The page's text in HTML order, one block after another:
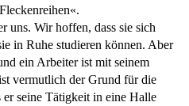
uns. Wir hoffen, dass sie sich
in Ruhe studieren können. Aber
ein Arbeiter ist mit seinem
vermutlich der Grund für die
seine Tätigkeit in eine Halle